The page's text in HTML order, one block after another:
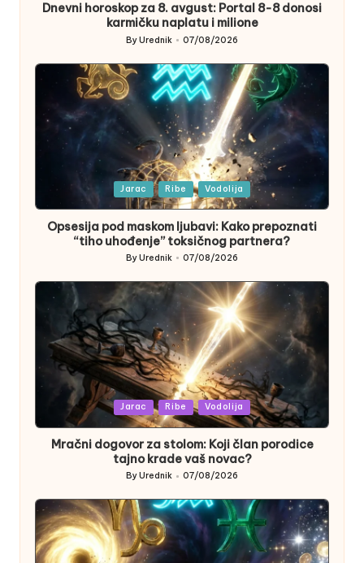
Dnevni horoskop za 8. avgust: Portal 8-8 donosi
karmičku naplatu i milione
Posted
ByUrednik 07/08/2026
Posted
Jarac Ribe Vodolija
Opsesija pod maskom ljubavi: Kako prepoznati
“tiho uhođenje” toksičnog partnera?
Posted
ByUrednik 07/08/2026
Posted
Jarac Ribe Vodolija
Mračni dogovor za stolom: Koji član porodice
tajno krade vaš novac?
Posted
by
ByUrednik 07/08/2026